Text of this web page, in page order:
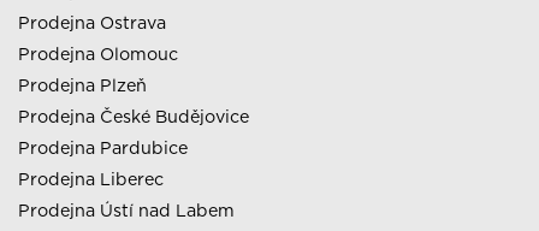
Prodejna Ostrava
Prodejna Olomouc
Prodejna Plzeň
Prodejna České Budějovice
Prodejna Pardubice
Prodejna Liberec
Prodejna Ústí nad Labem